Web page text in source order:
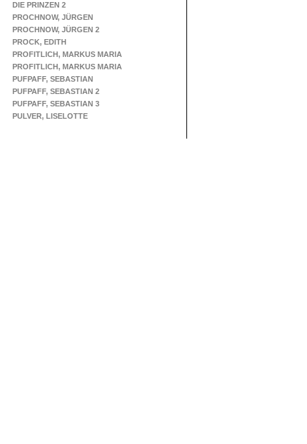
DIE PRINZEN 2
PROCHNOW, JÜRGEN
PROCHNOW, JÜRGEN 2
PROCK, EDITH
PROFITLICH, MARKUS MARIA
PROFITLICH, MARKUS MARIA
PUFPAFF, SEBASTIAN
PUFPAFF, SEBASTIAN 2
PUFPAFF, SEBASTIAN 3
PULVER, LISELOTTE